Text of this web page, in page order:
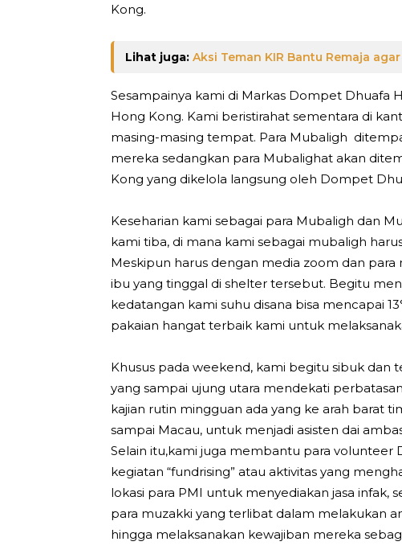
Kong.
Lihat juga: Aksi Teman KIR Bantu Remaja
Sesampainya kami di Markas Dompet Dhuafa
Hong Kong. Kami beristirahat sementara di
masing-masing tempat. Para Mubaligh
mereka sedangkan para Mubalighat akan
Kong yang dikelola langsung oleh Dompet
Keseharian kami sebagai para Mubaligh dan
kami tiba, di mana kami sebagai mubaligh
Meskipun harus dengan media zoom dan
ibu yang tinggal di shelter tersebut. Begitu
kedatangan kami suhu disana bisa mencapai
pakaian hangat terbaik kami untuk
Khusus pada weekend, kami begitu sibuk dan
yang sampai ujung utara mendekati
kajian rutin mingguan ada yang ke arah barat
sampai Macau, untuk menjadi asisten dai
Selain itu,kami juga membantu para
kegiatan “fundrising” atau aktivitas yang
lokasi para PMI untuk menyediakan jasa infak,
para muzakki yang terlibat dalam melakukan
hingga melaksanakan kewajiban mereka